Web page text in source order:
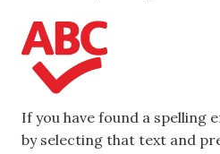
If you have found a spelling
by selecting that text and